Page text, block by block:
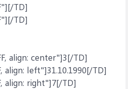
TD]
TD]
align: center"]3[/TD]
align: left"]31.10.1990[/TD]
align: right"]7[/TD]